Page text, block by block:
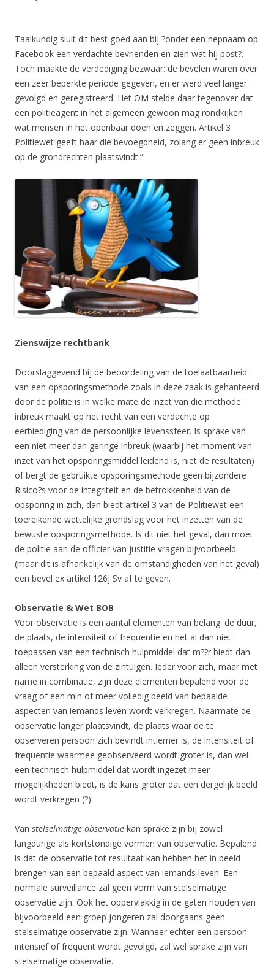
Taalkundig sluit dit best goed aan bij ?onder een nepnaam op
Facebook een verdachte bevrienden en zien wat hij post?.
Toch maakte de verdediging bezwaar: de bevelen waren over
een zeer beperkte periode gegeven, en er werd veel langer
gevolgd en geregistreerd. Het OM stelde daar tegenover dat
een politieagent in het algemeen gewoon mag rondkijken
wat mensen in het openbaar doen en zeggen. Artikel 3
Politiewet geeft haar die bevoegdheid, zolang er geen inbreuk
op de grondrechten plaatsvindt.”
Zienswijze rechtbank
Doorslaggevend bij de beoordeling van de toelaatbaarheid
van een opsporingsmethode zoals in deze zaak is gehanteerd
door de politie is in welke mate de inzet van die methode
inbreuk maakt op het recht van een verdachte op
eerbiediging van de persoonlijke levenssfeer. Is sprake van
een niet meer dan geringe inbreuk (waarbij het moment van
inzet van het opsporingsmiddel leidend is, niet de resultaten)
of bergt de gebruikte opsporingsmethode geen bijzondere
Risico?s voor de integriteit en de betrokkenheid van de
opsporing in zich, dan biedt artikel 3 van de Politiewet een
toereikende wettelijke grondslag voor het inzetten van de
bewuste opsporingsmethode. Is dit niet het geval, dan moet
de politie aan de officier van justitie vragen bijvoorbeeld
(maar dit is afhankelijk van de omstandigheden van het geval)
een bevel ex artikel 126j Sv af te geven.
Observatie & Wet BOB
Voor observatie is een aantal elementen van belang: de duur,
de plaats, de intensiteit of frequentie en het al dan niet
toepassen van een technisch hulpmiddel dat m??r biedt dan
alleen versterking van de zintuigen. Ieder voor zich, maar met
name in combinatie, zijn deze elementen bepalend voor de
vraag of een min of meer volledig beeld van bepaalde
aspecten van iemands leven wordt verkregen. Naarmate de
observatie langer plaatsvindt, de plaats waar de te
observeren persoon zich bevindt intiemer is, de intensiteit of
frequentie waarmee geobserveerd wordt groter is, dan wel
een technisch hulpmiddel dat wordt ingezet meer
mogelijkheden biedt, is de kans groter dat een dergelijk beeld
wordt verkregen (?).
Van stelselmatige observatie kan sprake zijn bij zowel
langdurige als kortstondige vormen van observatie. Bepalend
is dat de observatie tot resultaat kan hebben het in beeld
brengen van een bepaald aspect van iemands leven. Een
normale surveillance zal geen vorm van stelselmatige
observatie zijn. Ook het oppervlakkig in de gaten houden van
bijvoorbeeld een groep jongeren zal doorgaans geen
stelselmatige observatie zijn. Wanneer echter een persoon
intensief of frequent wordt gevolgd, zal wel sprake zijn van
stelselmatige observatie.